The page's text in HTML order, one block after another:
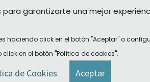
Plazo devolución:
Plazo de entrega:
para garantizarte una mejor
haciendo click en el botón "Aceptar" o
en el botón "Política de cookies".
de Cookies Aceptar